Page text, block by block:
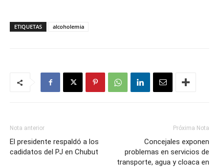
ETIQUETAS alcoholemia
Nota anterior
El presidente respaldó a los
cadidatos del PJ en Chubut
Próxima Nota
Concejales exponen
problemas en servicios de
transporte, agua y cloaca en